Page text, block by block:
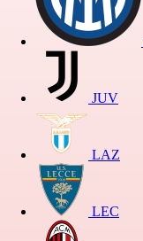
JUV
LAZ
LEC